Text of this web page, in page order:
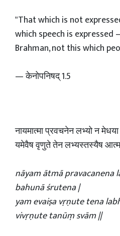
"That which is not
which speech is
Brahman, not this which
— केनोपनिषद् 1.5
नायमात्मा प्रवचनेन लभ्यो न
यमेवैष वृणुते तेन लभ्यस्तस्यैष
nāyam ātmā pravacanena
bahunā śrutena |
yam evaiṣa vṛṇute tena
vivṛṇute tanūṃ svām ||